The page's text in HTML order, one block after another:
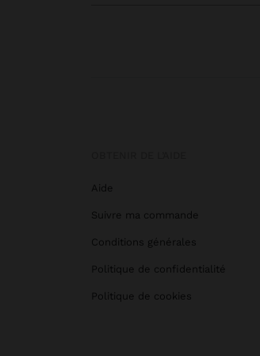
Aide
Suivre ma commande
Conditions générales
Politique de confidentialité
Politique de cookies